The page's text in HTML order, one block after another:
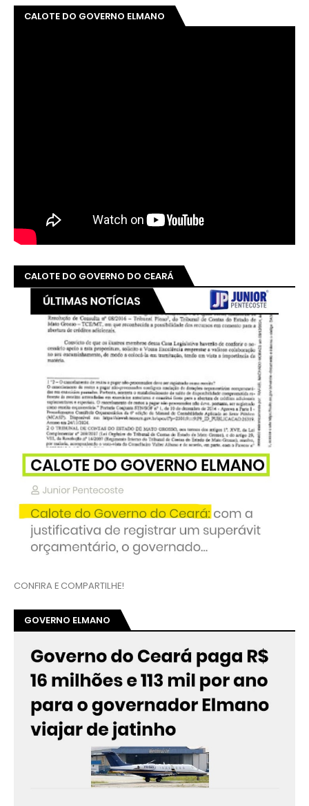
CALOTE DO GOVERNO ELMANO
CALOTE DO GOVERNO DO CEARÁ
CONFIRA E COMPARTILHE!
GOVERNO ELMANO